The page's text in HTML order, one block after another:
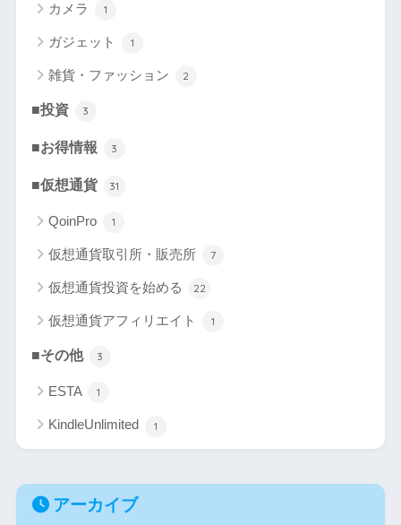
カメラ 1
ガジェット 1
雑貨・ファッション 2
■投資 3
■お得情報 3
■仮想通貨 31
QoinPro 1
仮想通貨取引所・販売所 7
仮想通貨投資を始める 22
仮想通貨アフィリエイト 1
■その他 3
ESTA 1
KindleUnlimited 1
アーカイブ